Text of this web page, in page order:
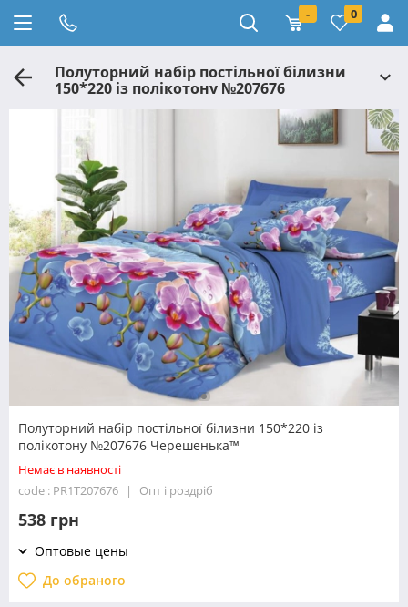
- 0
Полуторний набір постільної білизни
150*220 із полікотону №207676
Черешенька™
Полуторний набір постільної білизни 150*220 із
полікотону №207676 Черешенька™
Немає в наявності
code : PR1T207676
Опт і роздріб
538 грн
Оптовые цены
До обраного